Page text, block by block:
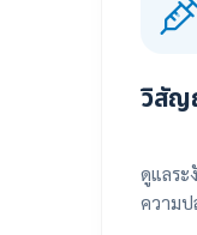
วิสั
ดูแลระ
ความป